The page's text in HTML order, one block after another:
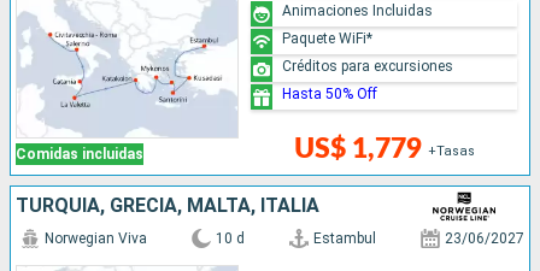
Comidas incluidas US$ 1,779 +Tasas
Animaciones Incluidas
Paquete WiFi*
Créditos para excursiones
Hasta 50% Off
TURQUÍA, GRECIA, MALTA, ITALIA
Norwegian Viva 10 d Estambul 23/06/2027